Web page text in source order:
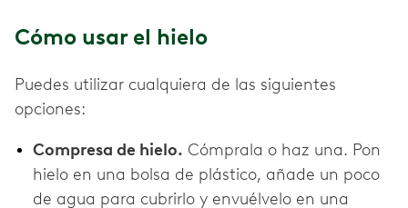
Cómo usar el hielo
Puedes utilizar cualquiera de las siguientes
opciones:
Compresa de hielo. Cómprala o haz una. Pon
hielo en una bolsa de plástico, añade un poco
de agua para cubrirlo y envuélvelo en una